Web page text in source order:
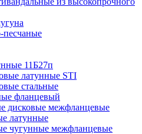
11Б27п
латунные STI
стальные
фланцевый
дисковые межфланцевые
латунные
чугунные межфланцевые